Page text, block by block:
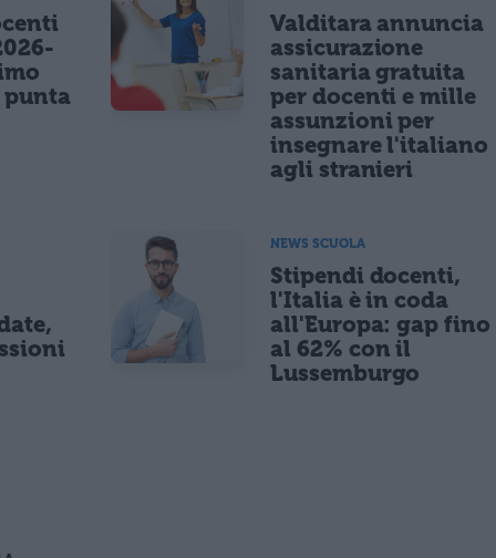
punta
Valditara annuncia
assicurazione
sanitaria gratuita
per docenti e mille
assunzioni per
insegnare l'italiano
agli stranieri
NEWS SCUOLA
Stipendi docenti,
l'Italia è in coda
all'Europa: gap fino
al 62% con il
Lussemburgo